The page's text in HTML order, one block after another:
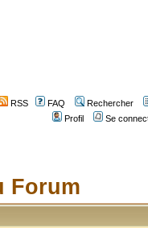
RSS FAQ
Rechercher
Profil
Se
Forum